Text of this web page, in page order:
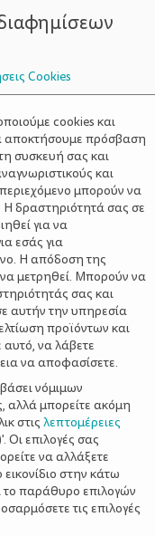
ΣΥΜΒΟΥΛΟΙ
Cookies
cookies και
αποκτήσουμε πρόσβαση
συσκευή σας και
και
μπορούν να
δραστηριότητά σας σε
για να
εσάς για
Η απόδοση της
μετρηθεί. Μπορούν να
σας και
αυτήν την υπηρεσία
προϊόντων και
να λάβετε
να αποφασίσετε.
νόμιμων
αλλά μπορείτε ακόμη
στις λεπτομέρειες
επιλογές σας
να αλλάξετε
στην κάτω
το παράθυρο επιλογών
τις επιλογές